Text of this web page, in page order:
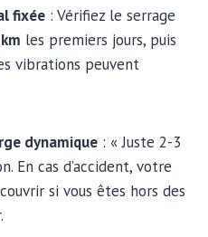
fixée : Vérifiez le serrage
les premiers jours, puis
vibrations peuvent
dynamique : « Juste 2-3
En cas d’accident, votre
si vous êtes hors des